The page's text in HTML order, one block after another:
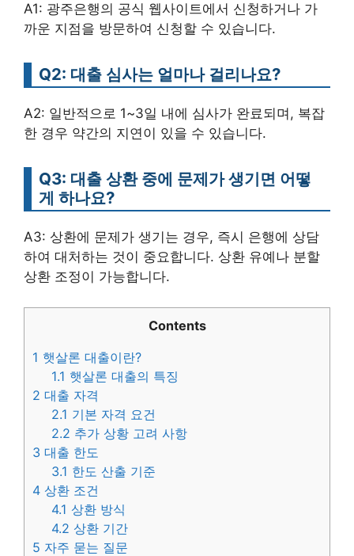
A1: 광주은행의 공식 웹사이트에서 신청하거나 가
까운 지점을 방문하여 신청할 수 있습니다.
Q2: 대출 심사는 얼마나 걸리나요?
A2: 일반적으로 1~3일 내에 심사가 완료되며, 복잡
한 경우 약간의 지연이 있을 수 있습니다.
Q3: 대출 상환 중에 문제가 생기면 어떻
게 하나요?
A3: 상환에 문제가 생기는 경우, 즉시 은행에 상담
하여 대처하는 것이 중요합니다. 상환 유예나 분할
상환 조정이 가능합니다.
Contents
1 햇살론 대출이란?
1.1 햇살론 대출의 특징
2 대출 자격
2.1 기본 자격 요건
2.2 추가 상황 고려 사항
3 대출 한도
3.1 한도 산출 기준
4 상환 조건
4.1 상환 방식
4.2 상환 기간
5 자주 묻는 질문